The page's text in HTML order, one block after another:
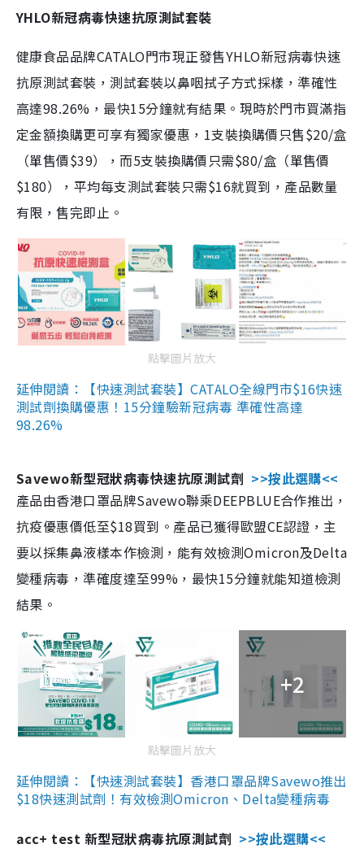
YHLO新冠病毒快速抗原測試套裝
健康食品品牌CATALO門市現正發售YHLO新冠病毒快速
抗原測試套裝，測試套裝以鼻咽拭子方式採樣，準確性
高達98.26%，最快15分鐘就有結果。現時於門市買滿指
定金額換購更可享有獨家優惠，1支裝換購價只售$20/盒
（單售價$39），而5支裝換購價只需$80/盒（單售價
$180），平均每支測試套裝只需$16就買到，產品數量
有限，售完即止。
點擊圖片放大
延伸閱讀：【快速測試套裝】CATALO全線門市$16快速
測試劑換購優惠！15分鐘驗新冠病毒 準確性高達
98.26%
Savewo新型冠狀病毒快速抗原測試劑 >>按此選購<<
產品由香港口罩品牌Savewo聯乘DEEPBLUE合作推出，
抗疫優惠價低至$18買到。產品已獲得歐盟CE認證，主
要以採集鼻液樣本作檢測，能有效檢測Omicron及Delta
變種病毒，準確度達至99%，最快15分鐘就能知道檢測
結果。
+2
點擊圖片放大
延伸閱讀：【快速測試套裝】香港口罩品牌Savewo推出
$18快速測試劑！有效檢測Omicron、Delta變種病毒
acc+ test 新型冠狀病毒抗原測試劑 >>按此選購<<